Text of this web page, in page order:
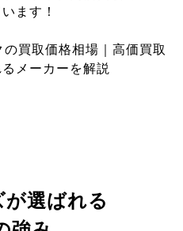
ます！
買取価格相場｜高価買取
メーカーを解説
選ばれる